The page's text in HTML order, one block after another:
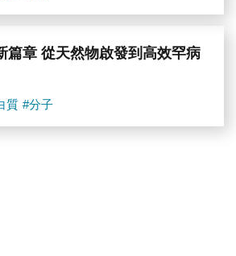
篇章 從天然物啟發到高效罕病
質 #分子